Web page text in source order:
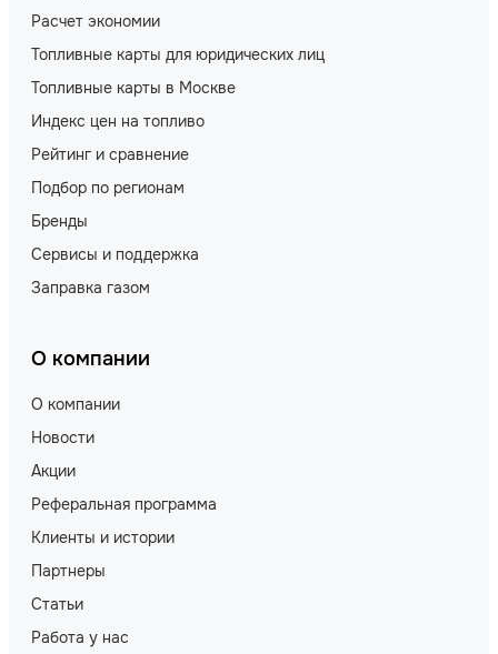
Расчет экономии
Топливные карты для юридических лиц
Топливные карты в Москве
Индекс цен на топливо
Рейтинг и сравнение
Подбор по регионам
Бренды
Сервисы и поддержка
Заправка газом
О компании
О компании
Новости
Акции
Реферальная программа
Клиенты и истории
Партнеры
Статьи
Работа у нас